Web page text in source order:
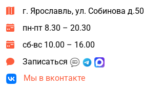
г. Ярославль, ул. Собинова д.50
пн-пт 8.30 – 20.30
сб-вс 10.00 – 16.00
Записаться
Мы в вконтакте